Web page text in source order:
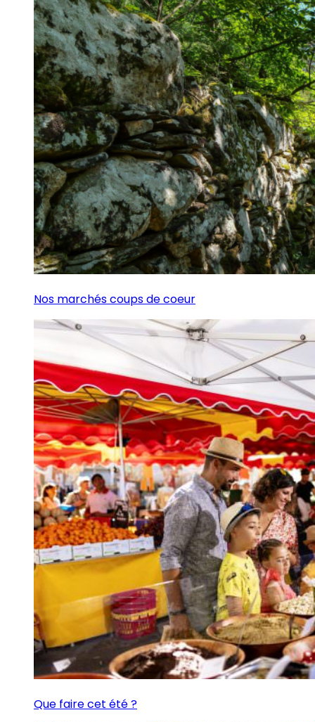
Nos marchés coups de coeur
Que faire cet été ?